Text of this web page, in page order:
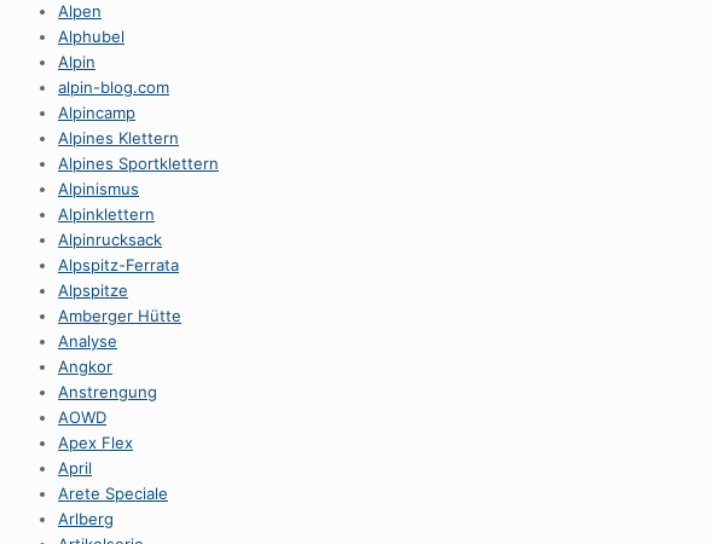
Alpen
Alphubel
Alpin
alpin-blog.com
Alpincamp
Alpines Klettern
Alpines Sportklettern
Alpinismus
Alpinklettern
Alpinrucksack
Alpspitz-Ferrata
Alpspitze
Amberger Hütte
Analyse
Angkor
Anstrengung
AOWD
Apex Flex
April
Arete Speciale
Arlberg